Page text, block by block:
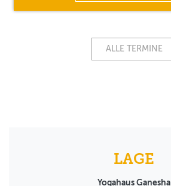
ALLE TERMINE
LAGE
Yogahaus Ganesha